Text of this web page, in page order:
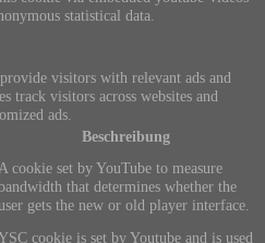
statistical data.
visitors with relevant ads and
track visitors across websites and
ads.
Beschreibung
cookie set by YouTube to measure
that determines whether the
gets the new or old player interface.
cookie is set by Youtube and is used